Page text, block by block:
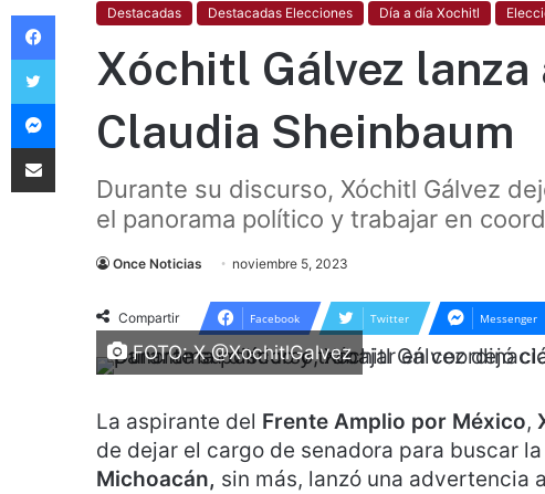
Destacadas Destacadas Elecciones Día a día Xochitl
Xóchitl Gálvez
Claudia Sheinbaum
Durante su discurso, Xóchitl Gálvez
el panorama político y trabajar en
Once Noticias noviembre 5, 2023
Compartir Facebook Twitter Messenger
FOTO: X @XochitlGalvez
La aspirante del Frente Amplio por México,
de dejar el cargo de senadora para buscar
Michoacán, sin más, lanzó una advertencia a
Facebook
Twitter
Messenger
Compartir vía Email